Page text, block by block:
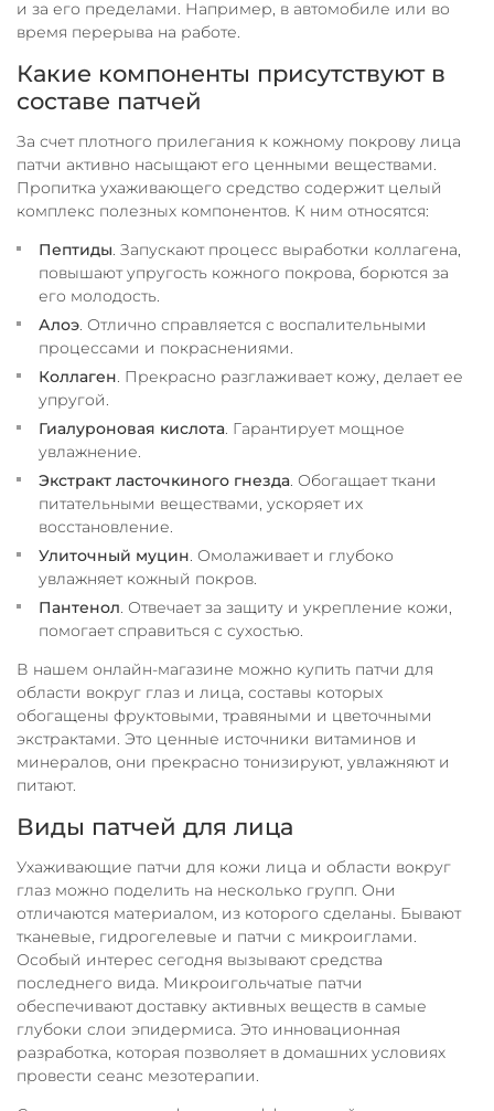
и за его пределами. Например, в автомобиле или во
время перерыва на работе.
Какие компоненты присутствуют в
составе патчей
За счет плотного прилегания к кожному покрову лица
патчи активно насыщают его ценными веществами.
Пропитка ухаживающего средство содержит целый
комплекс полезных компонентов. К ним относятся:
Пептиды. Запускают процесс выработки коллагена,
повышают упругость кожного покрова, борются за
его молодость.
Алоэ. Отлично справляется с воспалительными
процессами и покраснениями.
Коллаген. Прекрасно разглаживает кожу, делает ее
упругой.
Гиалуроновая кислота. Гарантирует мощное
увлажнение.
Экстракт ласточкиного гнезда. Обогащает ткани
питательными веществами, ускоряет их
восстановление.
Улиточный муцин. Омолаживает и глубоко
увлажняет кожный покров.
Пантенол. Отвечает за защиту и укрепление кожи,
помогает справиться с сухостью.
В нашем онлайн-магазине можно купить патчи для
области вокруг глаз и лица, составы которых
обогащены фруктовыми, травяными и цветочными
экстрактами. Это ценные источники витаминов и
минералов, они прекрасно тонизируют, увлажняют и
питают.
Виды патчей для лица
Ухаживающие патчи для кожи лица и области вокруг
глаз можно поделить на несколько групп. Они
отличаются материалом, из которого сделаны. Бывают
тканевые, гидрогелевые и патчи с микроиглами.
Особый интерес сегодня вызывают средства
последнего вида. Микроигольчатые патчи
обеспечивают доставку активных веществ в самые
глубоки слои эпидермиса. Это инновационная
разработка, которая позволяет в домашних условиях
провести сеанс мезотерапии.